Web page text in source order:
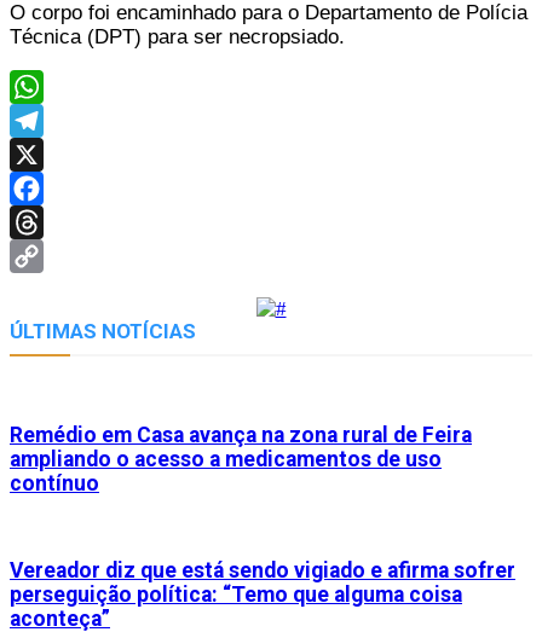
O corpo foi encaminhado para o Departamento de Polícia
Técnica (DPT) para ser necropsiado.
WhatsApp
Telegram
X
Facebook
Threads
Link
ÚLTIMAS NOTÍCIAS
Remédio em Casa avança na zona rural de Feira
ampliando o acesso a medicamentos de uso
contínuo
Vereador diz que está sendo vigiado e afirma sofrer
perseguição política: “Temo que alguma coisa
aconteça”